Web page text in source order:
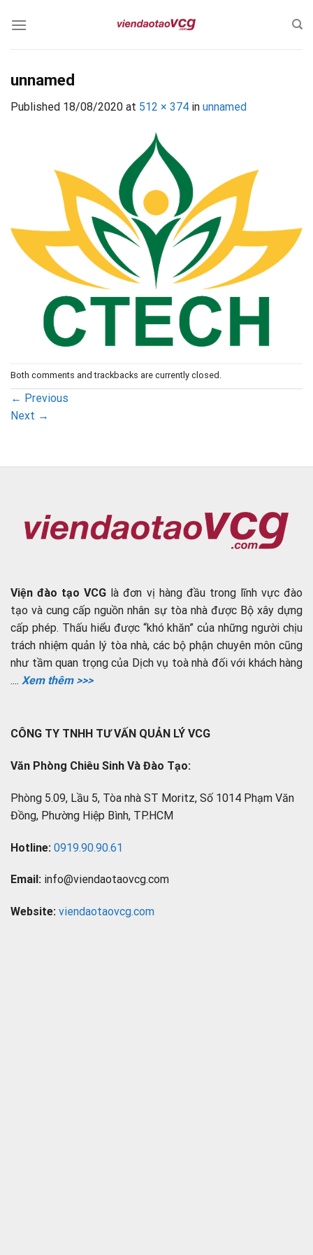
unnamed
Published 18/08/2020 at 512 × 374 in unnamed
Both comments and trackbacks are currently closed.
← Previous
Next →
Viện đào tạo VCG là đơn vị hàng đầu trong lĩnh vực đào
tạo và cung cấp nguồn nhân sự tòa nhà được Bộ xây dựng
cấp phép. Thấu hiểu được “khó khăn” của những người chịu
trách nhiệm quản lý tòa nhà, các bộ phận chuyên môn cũng
như tầm quan trọng của Dịch vụ toà nhà đối với khách hàng
.... Xem thêm >>>
CÔNG TY TNHH TƯ VẤN QUẢN LÝ VCG
Văn Phòng Chiêu Sinh Và Đào Tạo:
Phòng 5.09, Lầu 5, Tòa nhà ST Moritz, Số 1014 Phạm Văn
Đồng, Phường Hiệp Bình, TP.HCM
Hotline: 0919.90.90.61
Email: info@viendaotaovcg.com
Website: viendaotaovcg.com